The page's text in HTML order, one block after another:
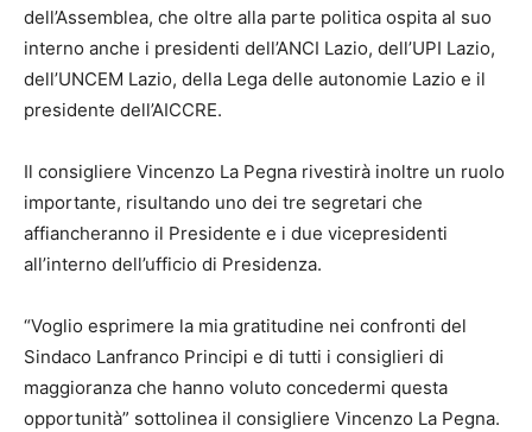
dell’Assemblea, che oltre alla parte politica ospita al suo
interno anche i presidenti dell’ANCI Lazio, dell’UPI Lazio,
dell’UNCEM Lazio, della Lega delle autonomie Lazio e il
presidente dell’AICCRE.
Il consigliere Vincenzo La Pegna rivestirà inoltre un ruolo
importante, risultando uno dei tre segretari che
affiancheranno il Presidente e i due vicepresidenti
all’interno dell’ufficio di Presidenza.
“Voglio esprimere la mia gratitudine nei confronti del
Sindaco Lanfranco Principi e di tutti i consiglieri di
maggioranza che hanno voluto concedermi questa
opportunità” sottolinea il consigliere Vincenzo La Pegna.